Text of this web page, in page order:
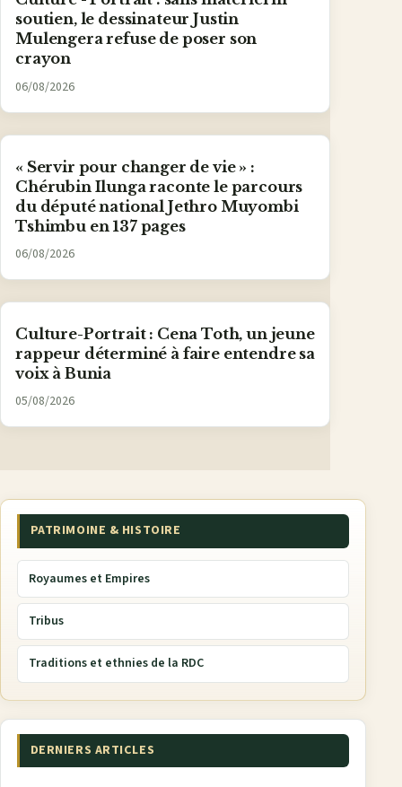
soutien, le dessinateur Justin
Mulengera refuse de poser son
crayon
06/08/2026
« Servir pour changer de vie » :
Chérubin Ilunga raconte le parcours
du député national Jethro Muyombi
Tshimbu en 137 pages
06/08/2026
Culture-Portrait : Cena Toth, un jeune
rappeur déterminé à faire entendre sa
voix à Bunia
05/08/2026
PATRIMOINE & HISTOIRE
Royaumes et Empires
Tribus
Traditions et ethnies de la RDC
DERNIERS ARTICLES